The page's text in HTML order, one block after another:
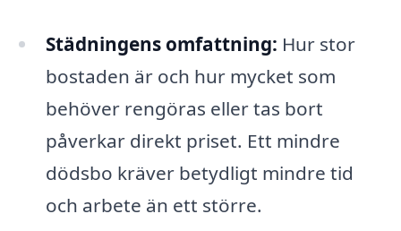
Städningens omfattning: Hur stor
bostaden är och hur mycket som
behöver rengöras eller tas bort
påverkar direkt priset. Ett mindre
dödsbo kräver betydligt mindre tid
och arbete än ett större.